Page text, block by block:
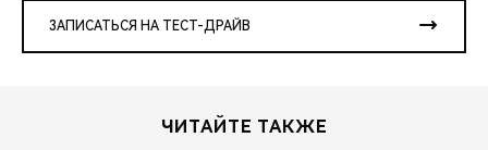
ЗАПИСАТЬСЯ НА ТЕСТ-ДРАЙВ
ЧИТАЙТЕ ТАКЖЕ